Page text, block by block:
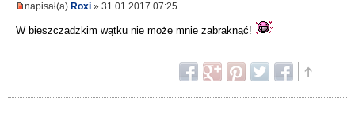
napisał(a) Roxi » 31.01.2017 07:25
W bieszczadzkim wątku nie może mnie zabraknąć!